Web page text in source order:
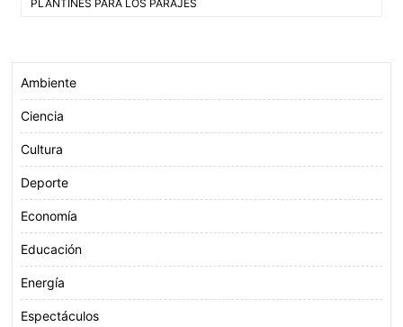
k
p
de
PLANTINES PARA LOS PARAJES
Ambiente
Ciencia
Cultura
Deporte
Economía
Educación
Energía
Espectáculos